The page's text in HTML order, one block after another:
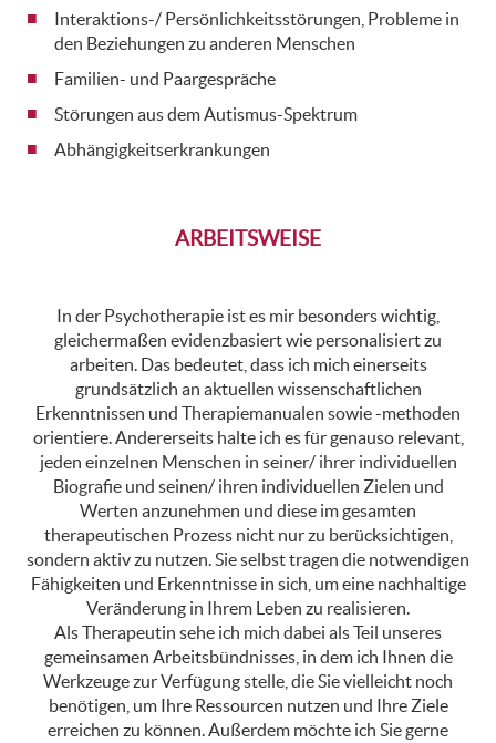
Interaktions-/ Persönlichkeitsstörungen, Probleme in
den Beziehungen zu anderen Menschen
Familien- und Paargespräche
Störungen aus dem Autismus-Spektrum
Abhängigkeitserkrankungen
ARBEITSWEISE
In der Psychotherapie ist es mir besonders wichtig,
gleichermaßen evidenzbasiert wie personalisiert zu
arbeiten. Das bedeutet, dass ich mich einerseits
grundsätzlich an aktuellen wissenschaftlichen
Erkenntnissen und Therapiemanualen sowie -methoden
orientiere. Andererseits halte ich es für genauso relevant,
jeden einzelnen Menschen in seiner/ ihrer individuellen
Biografie und seinen/ ihren individuellen Zielen und
Werten anzunehmen und diese im gesamten
therapeutischen Prozess nicht nur zu berücksichtigen,
sondern aktiv zu nutzen. Sie selbst tragen die notwendigen
Fähigkeiten und Erkenntnisse in sich, um eine nachhaltige
Veränderung in Ihrem Leben zu realisieren.
Als Therapeutin sehe ich mich dabei als Teil unseres
gemeinsamen Arbeitsbündnisses, in dem ich Ihnen die
Werkzeuge zur Verfügung stelle, die Sie vielleicht noch
benötigen, um Ihre Ressourcen nutzen und Ihre Ziele
erreichen zu können. Außerdem möchte ich Sie gerne